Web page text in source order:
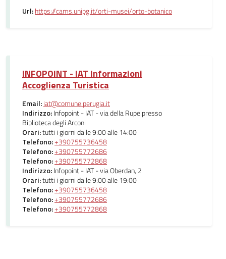
Url:https://cams.unipg.it/orti-musei/orto-botanico
INFOPOINT - IAT Informazioni
Accoglienza Turistica
Email:iat@comune.perugia.it
Indirizzo:Infopoint - IAT - via della Rupe presso
Biblioteca degli Arconi
Orari:tutti i giorni dalle 9:00 alle 14:00
Telefono:+390755736458
Telefono:+390755772686
Telefono:+390755772868
Indirizzo:Infopoint - IAT - via Oberdan, 2
Orari:tutti i giorni dalle 9:00 alle 19:00
Telefono:+390755736458
Telefono:+390755772686
Telefono:+390755772868